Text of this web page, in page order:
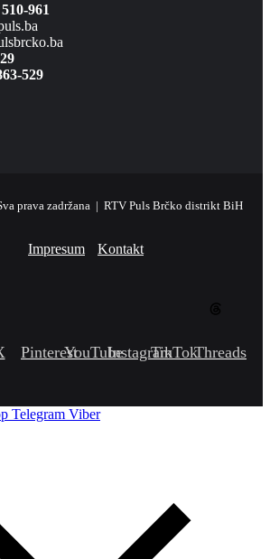
961
529
prava zadržana | RTV Puls Brčko distrikt BiH
Impresum Kontakt
PinterestYouTubeInstagramTikTokThreads
Telegram Viber